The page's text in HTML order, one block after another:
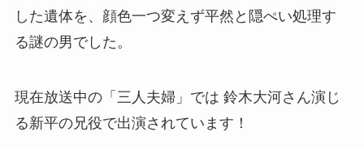
した遺体を、顔色一つ変えず平然と隠ぺい処理す
る謎の男でした。
現在放送中の「三人夫婦」では 鈴木大河さん演じ
る新平の兄役で出演されています！